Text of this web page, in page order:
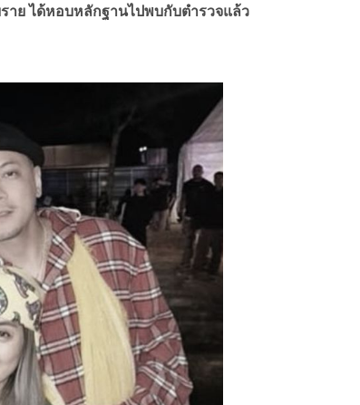
าย ได้หอบหลักฐานไปพบกับตำรวจแล้ว